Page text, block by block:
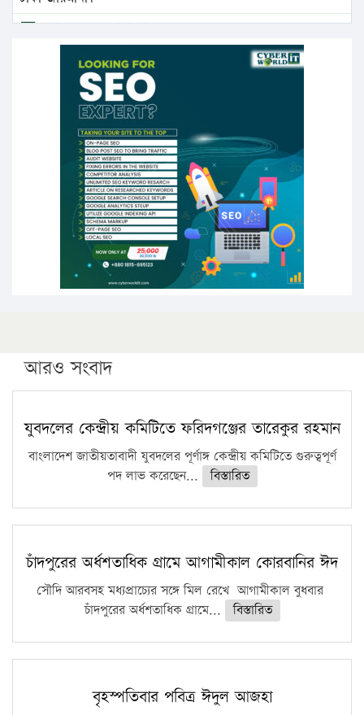
এবার লঞ্চের ভাড়া বাড়ল
১৭ থেকে ২১ শতাংশ বিদ্যুতের দাম বাড়ানোর প্রস্তাব পিডিবির
১৬ মে চাঁদপুর ও ২৫ মে ফেনী সফরে যাবেন প্রধানমন্ত্রী
উচ্চশিক্ষায় গৌরবময় অর্জন: পূর্ণ স্কলারশিপে যুক্তরাষ্ট্রে
পিএইচডি করছেন কুয়েটের কৃতি…
সারা দেশে বজ্রাঘাতে ১৪ জনের প্রাণহানি
কঠোর হচ্ছে এসএসসি ও এইচএসসি পরীক্ষা
ফরিদগঞ্জে আগুনে পুড়লো ৬ ব্যবসা প্রতিষ্ঠান
আরও সংবাদ
যুবদলের কেন্দ্রীয় কমিটিতে ফরিদগঞ্জের তারেকুর রহমান
বাংলাদেশ জাতীয়তাবাদী যুবদলের পূর্ণাঙ্গ কেন্দ্রীয় কমিটিতে গুরুত্বপূর্ণ
পদ লাভ করেছেন...
বিস্তারিত
চাঁদপুরের অর্ধশতাধিক গ্রামে আগামীকাল কোরবানির ঈদ
সৌদি আরবসহ মধ্যপ্রাচ্যের সঙ্গে মিল রেখে আগামীকাল বুধবার
চাঁদপুরের অর্ধশতাধিক গ্রামে...
বিস্তারিত
বৃহস্পতিবার পবিত্র ঈদুল আজহা